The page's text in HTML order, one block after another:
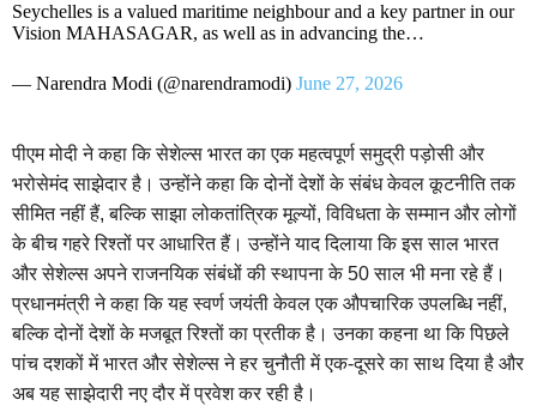
Seychelles is a valued maritime neighbour and a key partner in our
Vision MAHASAGAR, as well as in advancing the…
— Narendra Modi (@narendramodi) June 27, 2026
पीएम मोदी ने कहा कि सेशेल्स भारत का एक महत्वपूर्ण समुद्री पड़ोसी और
भरोसेमंद साझेदार है। उन्होंने कहा कि दोनों देशों के संबंध केवल कूटनीति तक
सीमित नहीं हैं, बल्कि साझा लोकतांत्रिक मूल्यों, विविधता के सम्मान और लोगों
के बीच गहरे रिश्तों पर आधारित हैं। उन्होंने याद दिलाया कि इस साल भारत
और सेशेल्स अपने राजनयिक संबंधों की स्थापना के 50 साल भी मना रहे हैं।
प्रधानमंत्री ने कहा कि यह स्वर्ण जयंती केवल एक औपचारिक उपलब्धि नहीं,
बल्कि दोनों देशों के मजबूत रिश्तों का प्रतीक है। उनका कहना था कि पिछले
पांच दशकों में भारत और सेशेल्स ने हर चुनौती में एक-दूसरे का साथ दिया है और
अब यह साझेदारी नए दौर में प्रवेश कर रही है।